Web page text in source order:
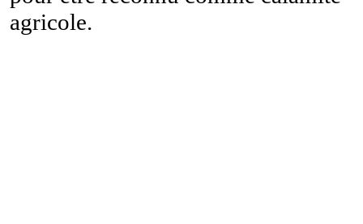
agricole.